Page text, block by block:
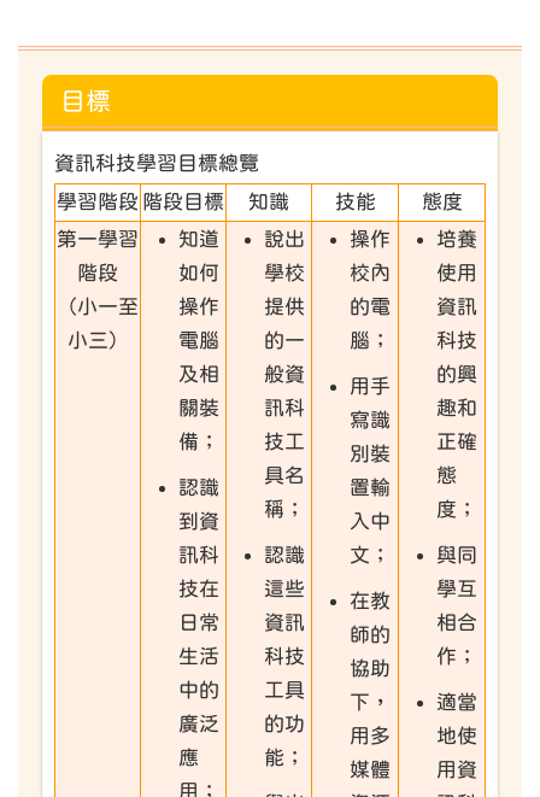
目標
資訊科技學習目標總覽
學習階段 階段目標 知識 技能
態度
第一學習
階段
（小一至
小三）
知道
如何
操作
電腦
及相
關裝
備；
認識
到資
訊科
技在
日常
生活
中的
廣泛
應
用；
說出
學校
提供
的一
般資
訊科
技工
具名
稱；
認識
這些
資訊
科技
工具
的功
能；
操作
校內
的電
腦；
用手
寫識
別裝
置輸
入中
文；
在教
師的
協助
下，
用多
媒體
培養
使用
資訊
科技
的興
趣和
正確
態
度；
與同
學互
相合
作；
適當
地使
用資